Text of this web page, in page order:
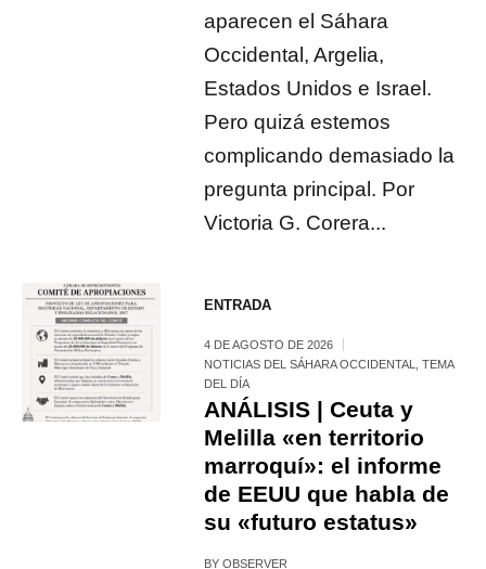
aparecen el Sáhara
Occidental, Argelia,
Estados Unidos e Israel.
Pero quizá estemos
complicando demasiado la
pregunta principal. Por
Victoria G. Corera...
ENTRADA
4 DE AGOSTO DE 2026
NOTICIAS DEL SÁHARA OCCIDENTAL
,TEMA
DEL DÍA
ANÁLISIS | Ceuta y
Melilla «en territorio
marroquí»: el informe
de EEUU que habla de
su «futuro estatus»
BYOBSERVER